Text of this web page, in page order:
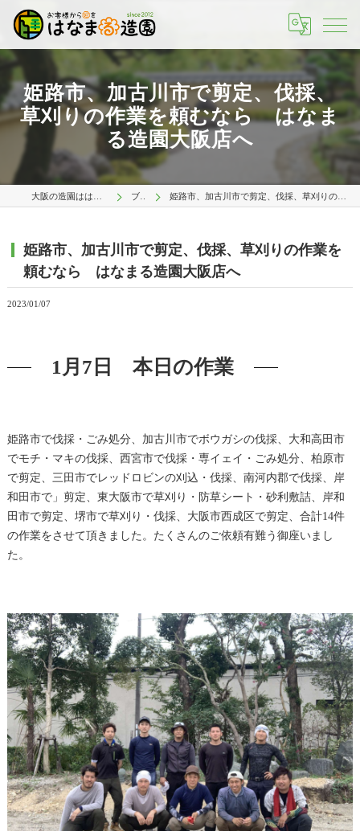
姫路市、加古川市で剪定、伐採、
草刈りの作業を頼むなら はなま
る造園大阪店へ
ブログ 姫路市、加古川市で剪定、伐採、草刈りの作業を頼むなら はなまる造園大阪店へ
姫路市、加古川市で剪定、伐採、草刈りの作業を
頼むなら はなまる造園大阪店へ
2023/01/07
1月7日 本日の作業
姫路市で伐採・ごみ処分、加古川市でボウガシの伐採、大和高田市
でモチ・マキの伐採、西宮市で伐採・専イェイ・ごみ処分、柏原市
で剪定、三田市でレッドロビンの刈込・伐採、南河内郡で伐採、岸
和田市で」剪定、東大阪市で草刈り・防草シート・砂利敷詰、岸和
田市で剪定、堺市で草刈り・伐採、大阪市西成区で剪定、合計14件
の作業をさせて頂きました。たくさんのご依頼有難う御座いまし
た。